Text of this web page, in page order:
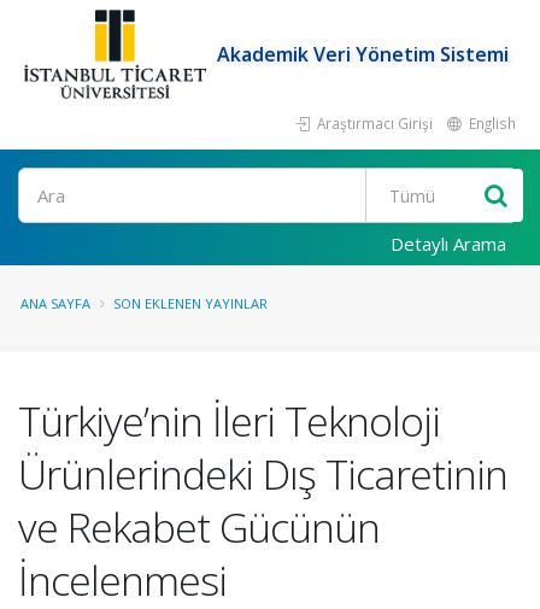
Akademik Veri Yönetim Sistemi
Araştırmacı Girişi English
Ara
Detaylı Arama
ANA SAYFA SON EKLENEN YAYINLAR
Türkiye’nin İleri Teknoloji
Ürünlerindeki Dış Ticaretinin
ve Rekabet Gücünün
İncelenmesi